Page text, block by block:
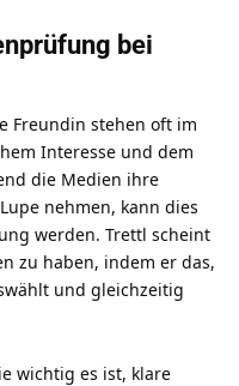
bei
Freundin stehen oft im
Interesse und dem
die Medien ihre
nehmen, kann dies
werden. Trettl scheint
zu haben, indem er das,
und gleichzeitig
wichtig es ist, klare